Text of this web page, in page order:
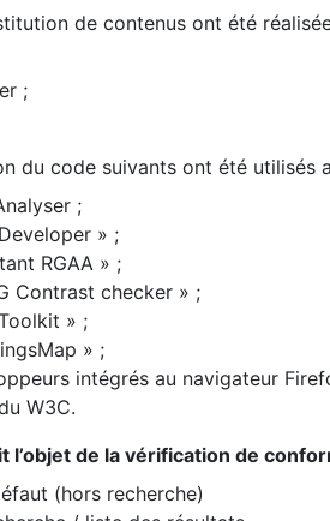
de contenus ont été
;
du code suivants ont été utilisés
;
» ;
RGAA » ;
Contrast checker » ;
» ;
» ;
intégrés au navigateur
W3C.
l’objet de la vérification de
(hors recherche)